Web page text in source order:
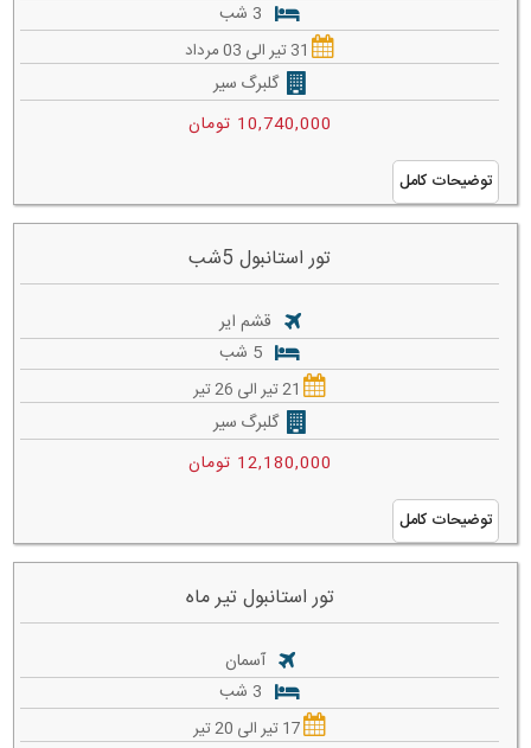
31 تیر الی 03 مرداد
گلبرگ سیر
10,740,000 تومان
توضیحات کامل
تور استانبول 5شب
قشم ایر
21 تیر الی 26 تیر
گلبرگ سیر
12,180,000 تومان
توضیحات کامل
تور استانبول تیر ماه
آسمان
17 تیر الی 20 تیر